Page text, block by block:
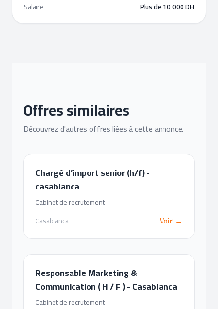
Salaire
Plus de 10 000 DH
Offres similaires
Découvrez d'autres offres liées à cette annonce.
Chargé d’import senior (h/f) -
casablanca
Cabinet de recrutement
Casablanca
Voir →
Responsable Marketing &
Communication ( H / F ) - Casablanca
Cabinet de recrutement